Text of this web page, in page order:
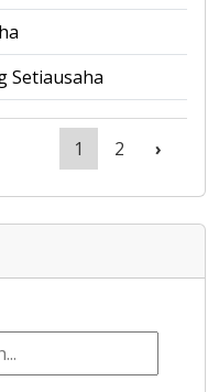
Setiausaha
1 2 ›